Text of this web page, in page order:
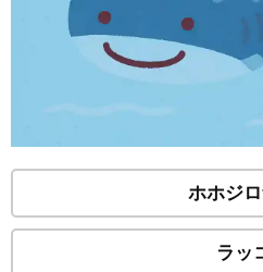
ホホジ
ラッ